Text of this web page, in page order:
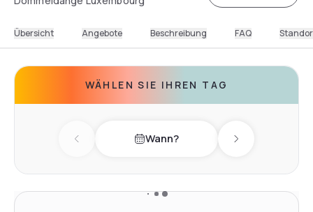
Übersicht Angebote Beschreibung FAQ
WÄHLEN SIE IHREN TAG
Previous day Wann? Next day